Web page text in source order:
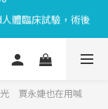
體臨床試驗，術後
滿$20元獲得1點，1
禮金
送緊緻Q彈組,滿
光 賈永婕也在用喊